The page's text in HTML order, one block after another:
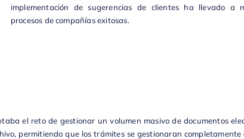
implementación de sugerencias de clientes ha llevado a
procesos de compañías exitosas.
el reto de gestionar un volumen masivo de documentos
, permitiendo que los trámites se gestionaran completamente